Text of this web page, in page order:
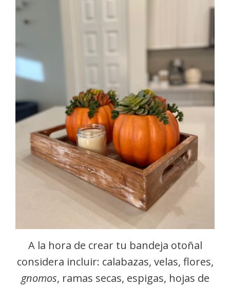
A la hora de crear tu bandeja otoñal
considera incluir: calabazas, velas, flores,
gnomos, ramas secas, espigas, hojas de